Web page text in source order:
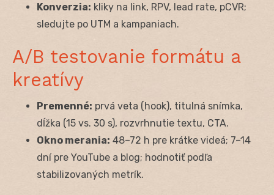
Konverzia: kliky na link, RPV, lead rate, pCVR;
sledujte po UTM a kampaniach.
A/B testovanie formátu a
kreatívy
Premenné: prvá veta (hook), titulná snímka,
dĺžka (15 vs. 30 s), rozvrhnutie textu, CTA.
Okno merania: 48–72 h pre krátke videá; 7–14
dní pre YouTube a blog; hodnotiť podľa
stabilizovaných metrík.